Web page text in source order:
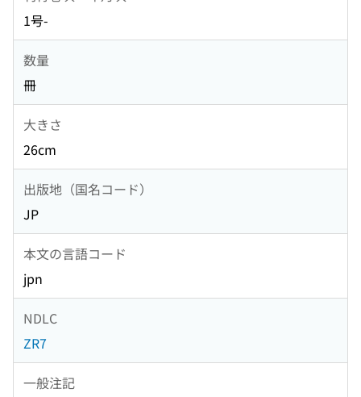
1号-
数量
冊
大きさ
26cm
出版地（国名コード）
JP
本文の言語コード
jpn
NDLC
ZR7
一般注記